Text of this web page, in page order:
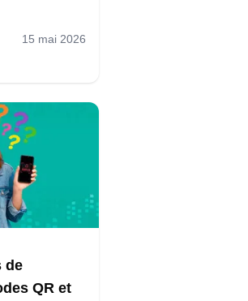
15 mai 2026
de
QR et